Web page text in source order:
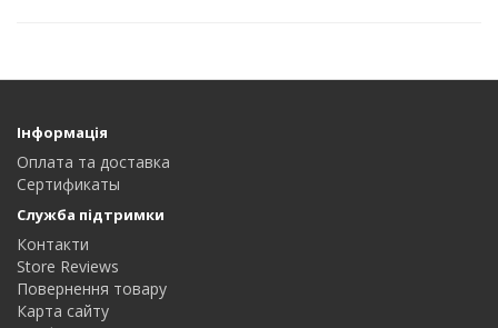
Інформація
Оплата та доставка
Сертификаты
Служба підтримки
Контакти
Store Reviews
Повернення товару
Карта сайту